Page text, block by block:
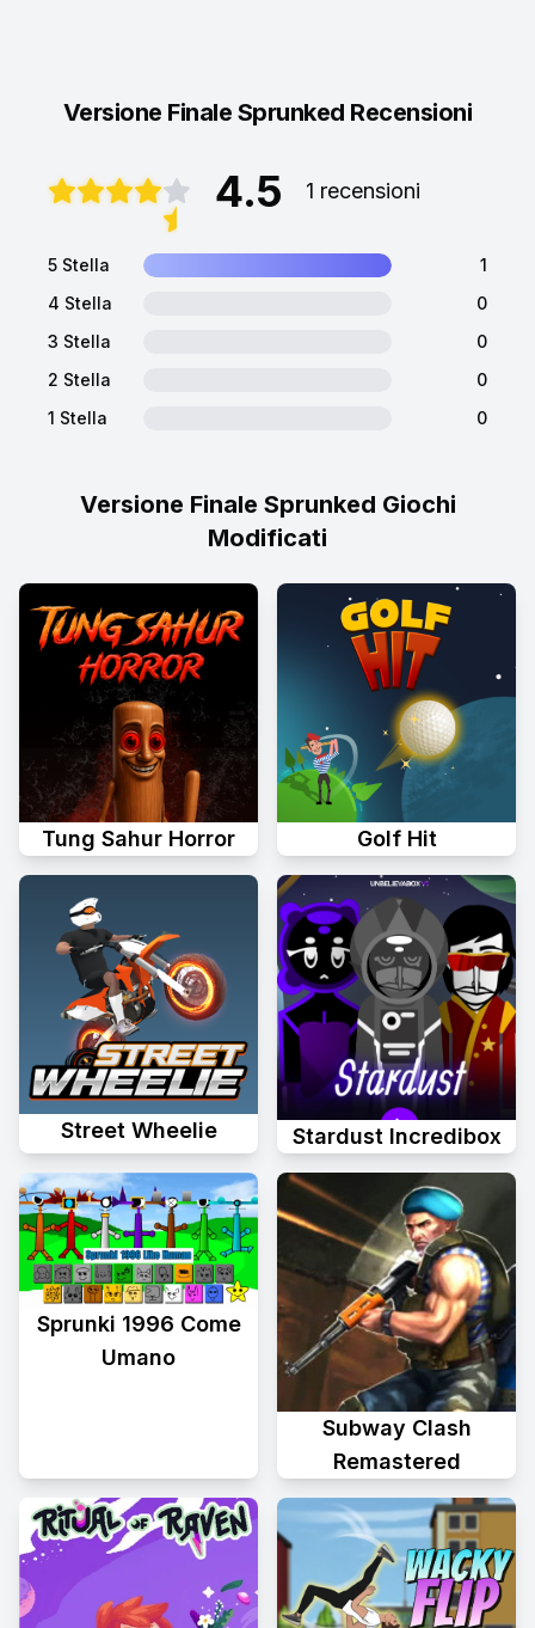
Versione Finale Sprunked Giochi
Modificati
Tung Sahur Horror Golf Hit
Street Wheelie Stardust Incredibox
Sprunki 1996 Come
Umano
Subway Clash
Remastered
Versione Finale Sprunked Recensioni
4.5 1 recensioni
5 Stella
1
4 Stella
0
3 Stella
0
2 Stella
0
1 Stella
0